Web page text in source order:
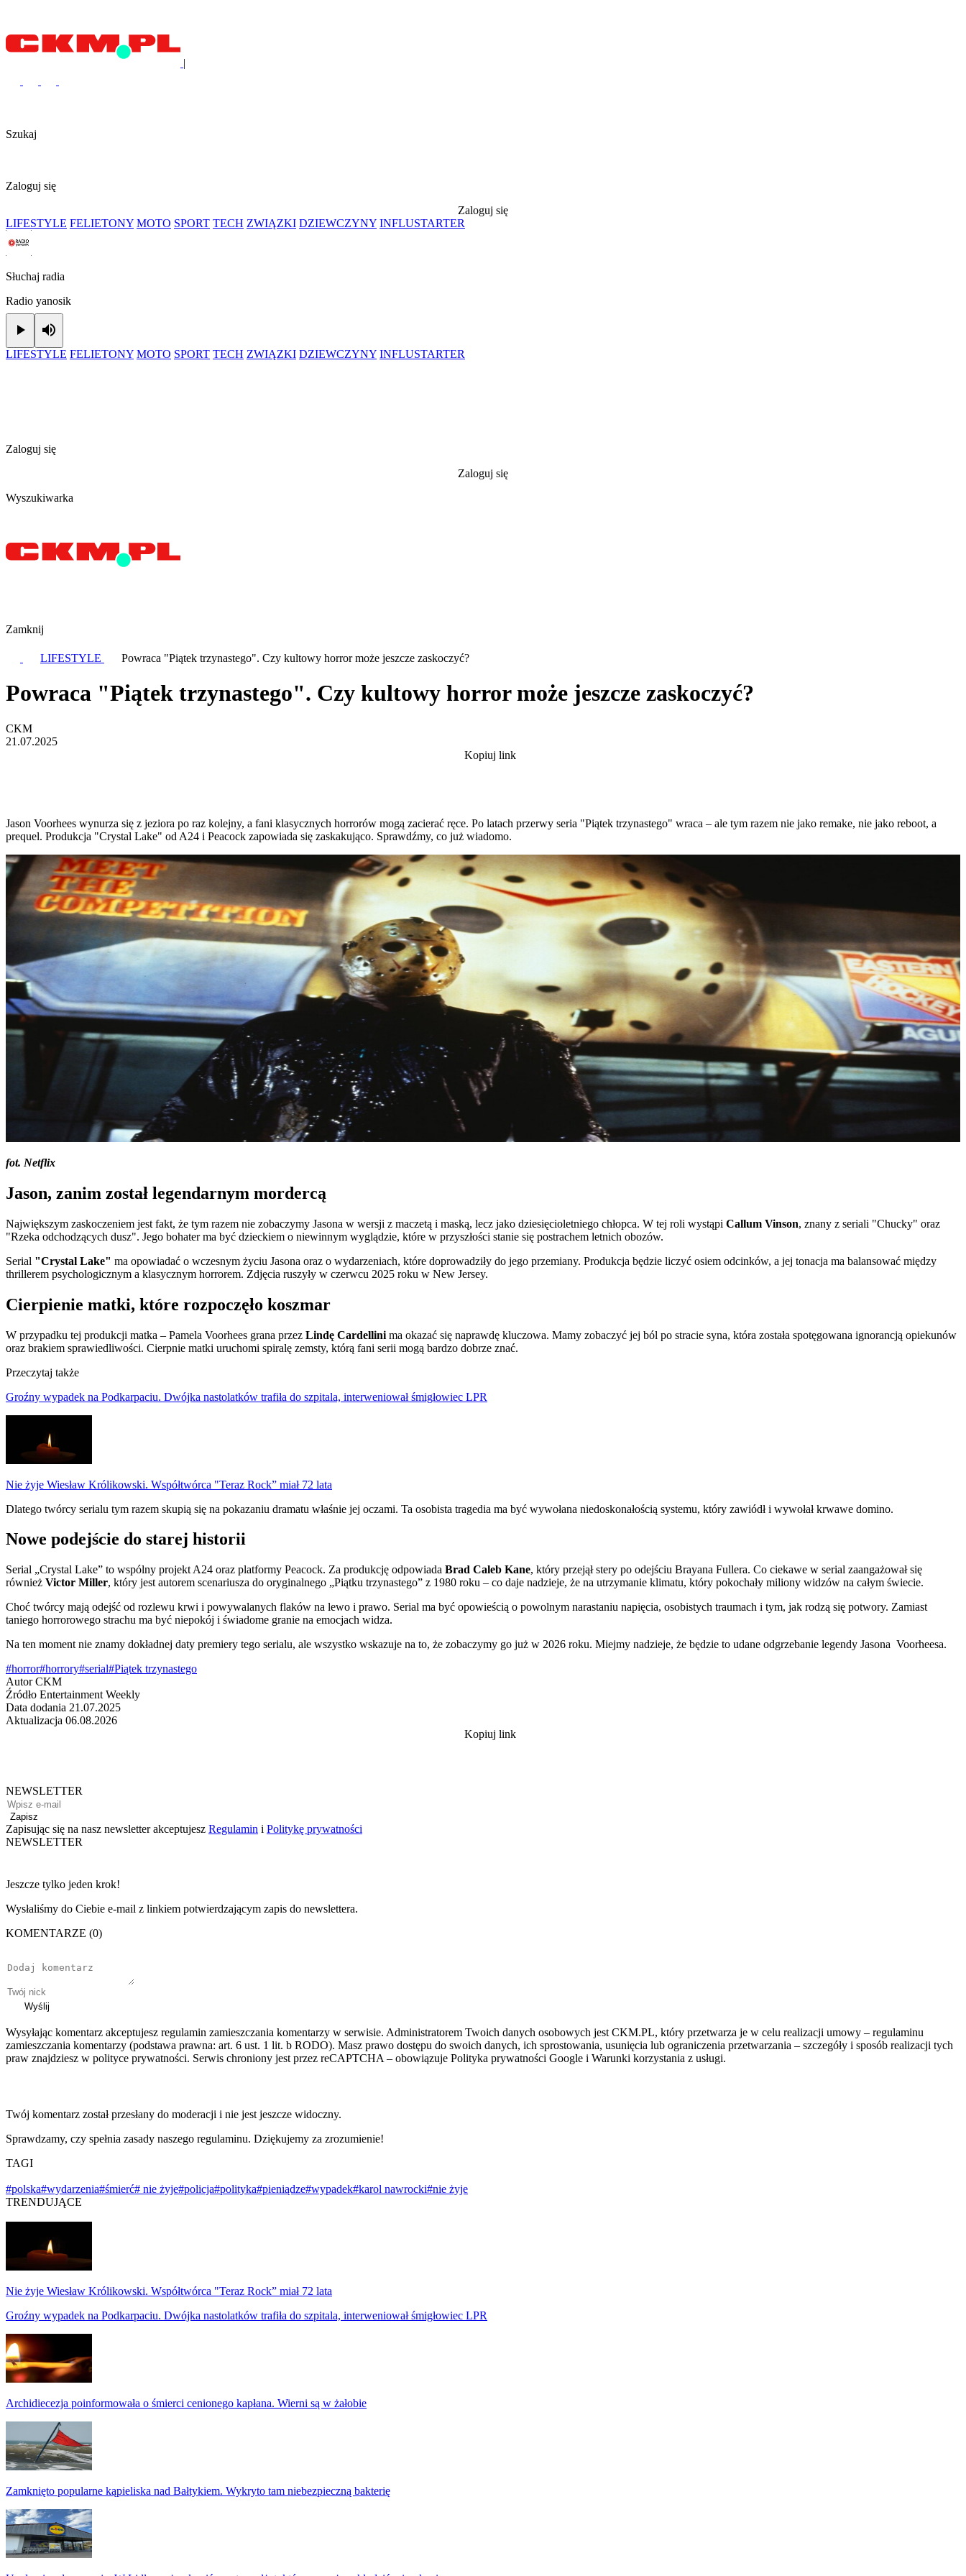
|
Szukaj
Zaloguj się
Zaloguj się
LIFESTYLE FELIETONY MOTO SPORT TECH ZWIĄZKI DZIEWCZYNY INFLUSTARTER
Słuchaj radia
Radio yanosik
Play
LIFESTYLE FELIETONY MOTO SPORT TECH ZWIĄZKI DZIEWCZYNY INFLUSTARTER
Zaloguj się
Zaloguj się
Wyszukiwarka
Zamknij
LIFESTYLE Powraca "Piątek trzynastego". Czy kultowy horror może jeszcze zaskoczyć?
Powraca "Piątek trzynastego". Czy kultowy horror może jeszcze zaskoczyć?
CKM
21.07.2025
Kopiuj link
Jason Voorhees wynurza się z jeziora po raz kolejny, a fani klasycznych horrorów mogą zacierać ręce. Po latach przerwy seria "Piątek trzynastego" wraca – ale tym razem nie jako remake, nie jako reboot, a
prequel. Produkcja "Crystal Lake" od A24 i Peacock zapowiada się zaskakująco. Sprawdźmy, co już wiadomo.
fot. Netflix
Jason, zanim został legendarnym mordercą
Największym zaskoczeniem jest fakt, że tym razem nie zobaczymy Jasona w wersji z maczetą i maską, lecz jako dziesięcioletniego chłopca. W tej roli wystąpi Callum Vinson, znany z seriali "Chucky" oraz
"Rzeka odchodzących dusz". Jego bohater ma być dzieckiem o niewinnym wyglądzie, które w przyszłości stanie się postrachem letnich obozów.
Serial "Crystal Lake" ma opowiadać o wczesnym życiu Jasona oraz o wydarzeniach, które doprowadziły do jego przemiany. Produkcja będzie liczyć osiem odcinków, a jej tonacja ma balansować między
thrillerem psychologicznym a klasycznym horrorem. Zdjęcia ruszyły w czerwcu 2025 roku w New Jersey.
Cierpienie matki, które rozpoczęło koszmar
W przypadku tej produkcji matka – Pamela Voorhees grana przez Lindę Cardellini ma okazać się naprawdę kluczowa. Mamy zobaczyć jej ból po stracie syna, która została spotęgowana ignorancją opiekunów
oraz brakiem sprawiedliwości. Cierpnie matki uruchomi spiralę zemsty, którą fani serii mogą bardzo dobrze znać.
Przeczytaj także
Groźny wypadek na Podkarpaciu. Dwójka nastolatków trafiła do szpitala, interweniował śmigłowiec LPR
Nie żyje Wiesław Królikowski. Współtwórca "Teraz Rock” miał 72 lata
Dlatego twórcy serialu tym razem skupią się na pokazaniu dramatu właśnie jej oczami. Ta osobista tragedia ma być wywołana niedoskonałością systemu, który zawiódł i wywołał krwawe domino.
Nowe podejście do starej historii
Serial „Crystal Lake” to wspólny projekt A24 oraz platformy Peacock. Za produkcję odpowiada Brad Caleb Kane, który przejął stery po odejściu Brayana Fullera. Co ciekawe w serial zaangażował się
również Victor Miller, który jest autorem scenariusza do oryginalnego „Piątku trzynastego” z 1980 roku – co daje nadzieje, że na utrzymanie klimatu, który pokochały miliony widzów na całym świecie.
Choć twórcy mają odejść od rozlewu krwi i powywalanych flaków na lewo i prawo. Serial ma być opowieścią o powolnym narastaniu napięcia, osobistych traumach i tym, jak rodzą się potwory. Zamiast
taniego horrorowego strachu ma być niepokój i świadome granie na emocjach widza.
Na ten moment nie znamy dokładnej daty premiery tego serialu, ale wszystko wskazuje na to, że zobaczymy go już w 2026 roku. Miejmy nadzieje, że będzie to udane odgrzebanie legendy Jasona Voorheesa.
#horror#horrory#serial#Piątek trzynastego
Autor CKM
Źródło Entertainment Weekly
Data dodania 21.07.2025
Aktualizacja 06.08.2026
Kopiuj link
NEWSLETTER
Zapisz
Zapisując się na nasz newsletter akceptujesz Regulamin i Politykę prywatności
NEWSLETTER
Jeszcze tylko jeden krok!
Wysłaliśmy do Ciebie e-mail z linkiem potwierdzającym zapis do newslettera.
KOMENTARZE (0)
Wyślij
Wysyłając komentarz akceptujesz regulamin zamieszczania komentarzy w serwisie. Administratorem Twoich danych osobowych jest CKM.PL, który przetwarza je w celu realizacji umowy – regulaminu
zamieszczania komentarzy (podstawa prawna: art. 6 ust. 1 lit. b RODO). Masz prawo dostępu do swoich danych, ich sprostowania, usunięcia lub ograniczenia przetwarzania – szczegóły i sposób realizacji tych
praw znajdziesz w polityce prywatności. Serwis chroniony jest przez reCAPTCHA – obowiązuje Polityka prywatności Google i Warunki korzystania z usługi.
Twój komentarz został przesłany do moderacji i nie jest jeszcze widoczny.
Sprawdzamy, czy spełnia zasady naszego regulaminu. Dziękujemy za zrozumienie!
TAGI
#polska#wydarzenia#śmierć# nie żyje#policja#polityka#pieniądze#wypadek#karol nawrocki#nie żyje
TRENDUJĄCE
Nie żyje Wiesław Królikowski. Współtwórca "Teraz Rock” miał 72 lata
Groźny wypadek na Podkarpaciu. Dwójka nastolatków trafiła do szpitala, interweniował śmigłowiec LPR
Archidiecezja poinformowała o śmierci cenionego kapłana. Wierni są w żałobie
Zamknięto popularne kąpieliska nad Bałtykiem. Wykryto tam niebezpieczną bakterię